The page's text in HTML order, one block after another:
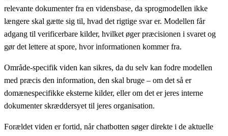
relevante dokumenter fra en vidensbase, da sprogmodellen ikke
længere skal gætte sig til, hvad det rigtige svar er. Modellen får
adgang til verificerbare kilder, hvilket øger præcisionen i svaret og
gør det lettere at spore, hvor informationen kommer fra.
Område-specifik viden kan sikres, da du selv kan fodre modellen
med præcis den information, den skal bruge – om det så er
domænespecifikke eksterne kilder, eller om det er jeres interne
dokumenter skræddersyet til jeres organisation.
Forældet viden er fortid, når chatbotten søger direkte i de aktuelle